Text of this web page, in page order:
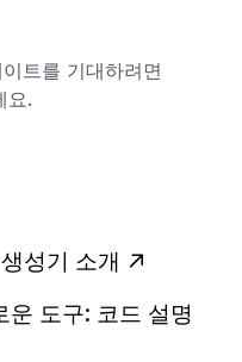
트를 기대하려면
요.
성기 소개
도구: 코드 설명